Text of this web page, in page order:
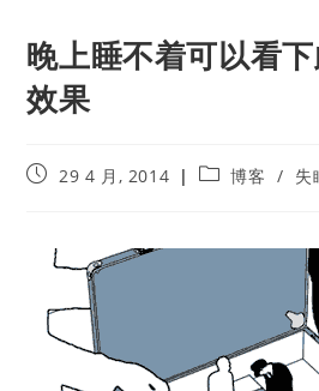
晚上睡不着可以看
效果
29 4 月, 2014 博客 / 失